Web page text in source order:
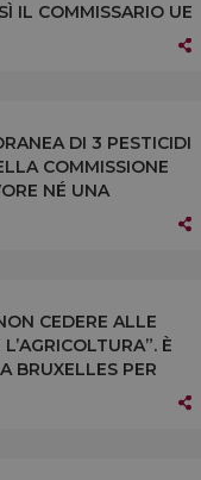
IL COMMISSARIO UE
DI 3 PESTICIDI
COMMISSIONE
NÉ UNA
CEDERE ALLE
È
BRUXELLES PER